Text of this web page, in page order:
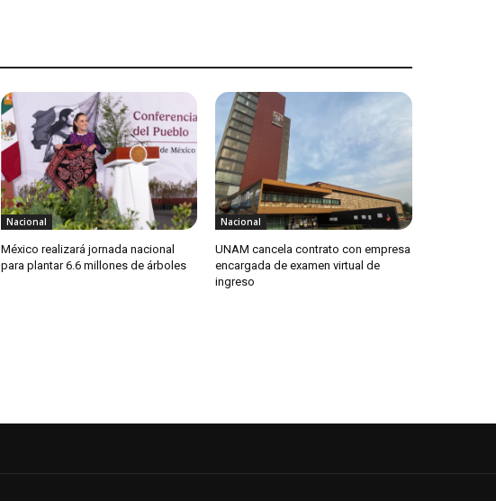
Nacional
México realizará jornada nacional
para plantar 6.6 millones de árboles
Nacional
UNAM cancela contrato con empresa
encargada de examen virtual de
ingreso